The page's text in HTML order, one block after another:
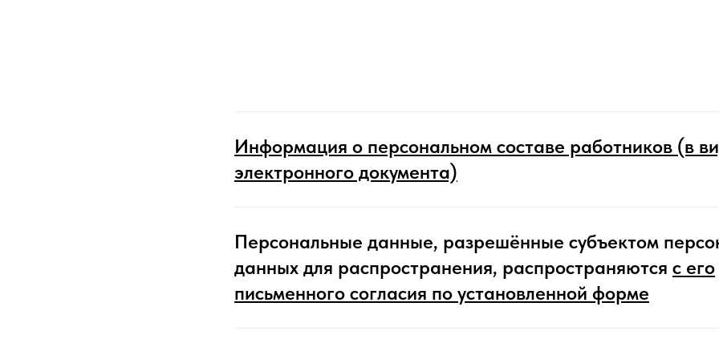
Информация о персональном составе работников (в
электронного документа)
Персональные данные, разрешённые субъектом
данных для распространения, распространяются с его
письменного согласия по установленной форме